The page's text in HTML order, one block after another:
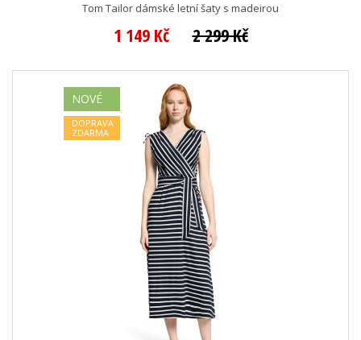
Tom Tailor dámské letní šaty s madeirou
1 149 Kč 2 299 Kč
NOVÉ
DOPRAVA
ZDARMA